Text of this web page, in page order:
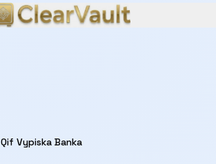
Qif Vypiska Banka